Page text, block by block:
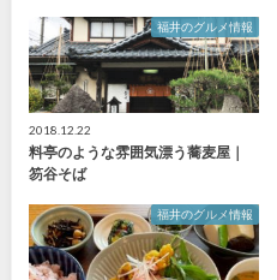
福井のグルメ情報
2018.12.22
料亭のような雰囲気漂う蕎麦屋｜
笏谷そば
福井のグルメ情報